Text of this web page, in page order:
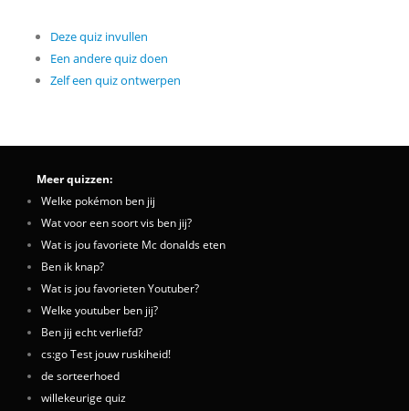
Deze quiz invullen
Een andere quiz doen
Zelf een quiz ontwerpen
Meer quizzen:
Welke pokémon ben jij
Wat voor een soort vis ben jij?
Wat is jou favoriete Mc donalds eten
Ben ik knap?
Wat is jou favorieten Youtuber?
Welke youtuber ben jij?
Ben jij echt verliefd?
cs:go Test jouw ruskiheid!
de sorteerhoed
willekeurige quiz